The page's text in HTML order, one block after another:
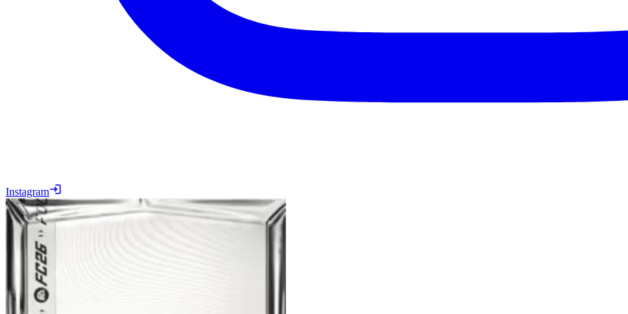
Instagram